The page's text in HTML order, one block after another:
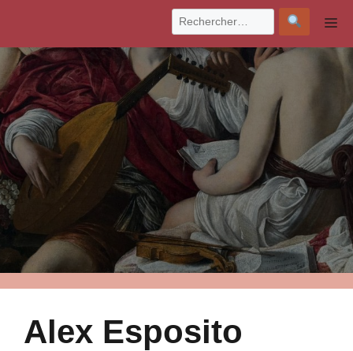
contenu
Alex Esposito